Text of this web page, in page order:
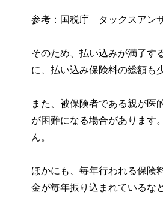
参考：国税庁 タックスアン
そのため、払い込みが満了す
に、払い込み保険料の総額も
また、被保険者である親が医
が困難になる場合があります
ん。
ほかにも、毎年行われる保険
金が毎年振り込まれているな